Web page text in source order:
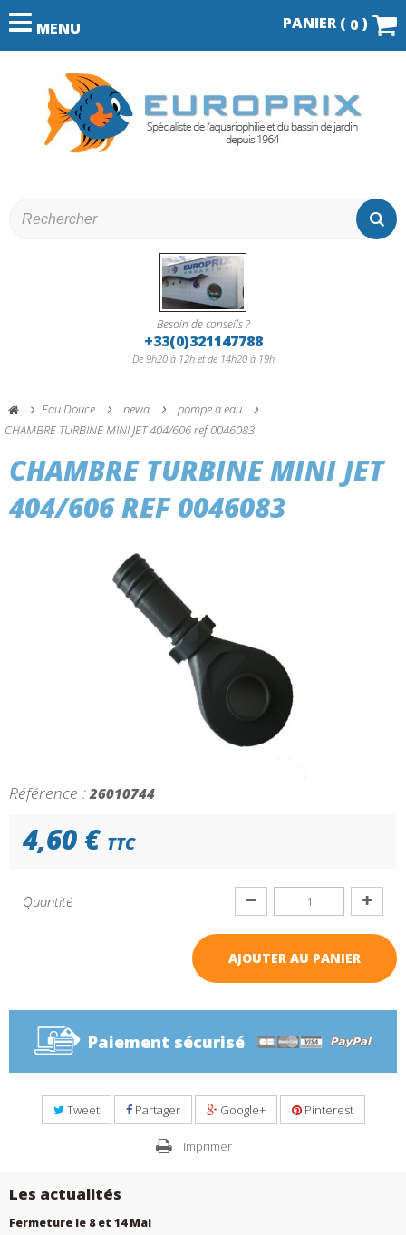
MENU PANIER ( 0 )
Besoin de conseils ?
+33(0)321147788
De 9h20 à 12h et de 14h20 à 19h
Eau Douce newa
pompe a eau
CHAMBRE TURBINE MINI JET 404/606 ref 0046083
CHAMBRE TURBINE MINI JET
404/606 REF 0046083
Référence : 26010744
4,60 € TTC
Quantité
AJOUTER AU PANIER
Paiement sécurisé
Tweet Partager Google+ Pinterest
Imprimer
Les actualités
Fermeture le 8 et 14 Mai